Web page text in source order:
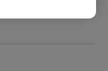
B (L), ZA11-C
C (M), ZA13 (S),